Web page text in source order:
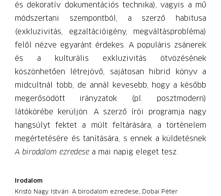
és dekoratív dokumentációs technika), vagyis a mű
módszertani szempontból, a szerző habitusa
(exkluzivitás, egzaltációigény, megváltásprobléma)
felől nézve egyaránt érdekes. A populáris zsánerek
és a kulturális exkluzivitás ötvözésének
köszönhetően létrejövő, sajátosan hibrid könyv a
midcultnál több, de annál kevesebb, hogy a később
megerősödött irányzatok (pl. posztmodern)
látókörébe kerüljön. A szerző írói programja nagy
hangsúlyt fektet a múlt feltárására, a történelem
megértetésére és tanítására, s ennek a küldetésnek
A birodalom ezredese a mai napig eleget tesz.
Irodalom
Kristó Nagy István: A birodalom ezredese, Dobai Péter